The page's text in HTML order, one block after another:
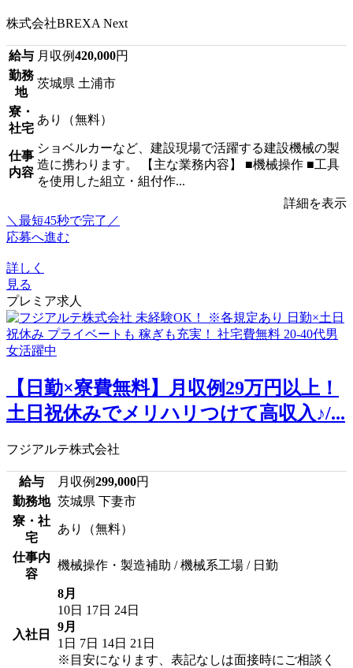
株式会社BREXA Next
給与 月収例420,000円
勤務
地
茨城県 土浦市
寮・
社宅
あり（無料）
仕事
内容
ショベルカーなど、建設現場で活躍する建設機械の製
造に携わります。 【主な業務内容】 ■機械操作 ■工具
を使用した組立・組付作...
詳細を表示
＼最短45秒で完了／
応募へ進む
詳しく
見る
プレミア求人
【日勤×寮費無料】月収例29万円以上！
土日祝休みでメリハリつけて高収入♪/...
フジアルテ株式会社
給与 月収例299,000円
勤務地 茨城県 下妻市
寮・社
宅
あり（無料）
仕事内
容
機械操作・製造補助 / 機械系工場 / 日勤
入社日
8月
10日 17日 24日
9月
1日 7日 14日 21日
※目安になります、表記なしは面接時にご相談く